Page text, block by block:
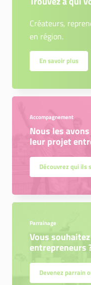
Créateurs,
en région.
En savoir plus
Accompagnement
Nous les
leur projet
Découvrez qui ils
Parrainage
Vous
entrepreneurs
Devenez parrain